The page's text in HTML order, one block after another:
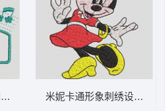
米妮 27-DST格式
米妮卡通形象刺绣设计 米